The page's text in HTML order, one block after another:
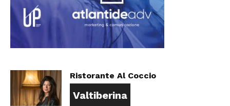
Ristorante Al Coccio
Valtiberina